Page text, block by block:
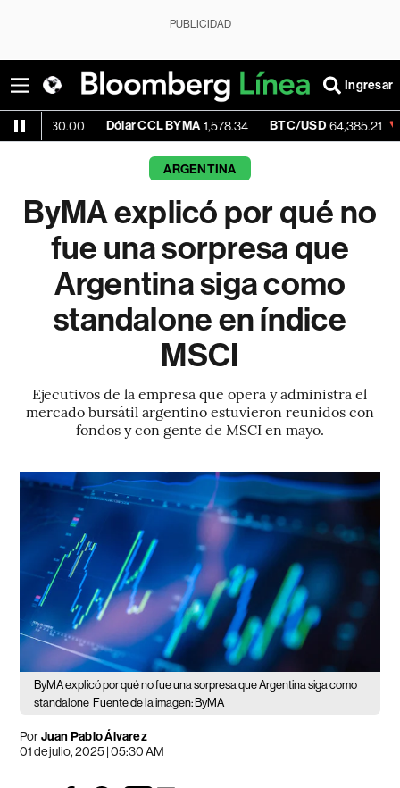
PUBLICIDAD
Ingresar
Dólar CCL BYMA 1,578.34 BTC/USD 64,385.21 -0.62%
ARGENTINA
ByMA explicó por qué no
fue una sorpresa que
Argentina siga como
standalone en índice
MSCI
Ejecutivos de la empresa que opera y administra el
mercado bursátil argentino estuvieron reunidos con
fondos y con gente de MSCI en mayo.
ByMA explicó por qué no fue una sorpresa que Argentina siga como
standalone Fuente de la imagen: ByMA
PorJuan Pablo Álvarez
01 de julio, 2025 | 05:30 AM